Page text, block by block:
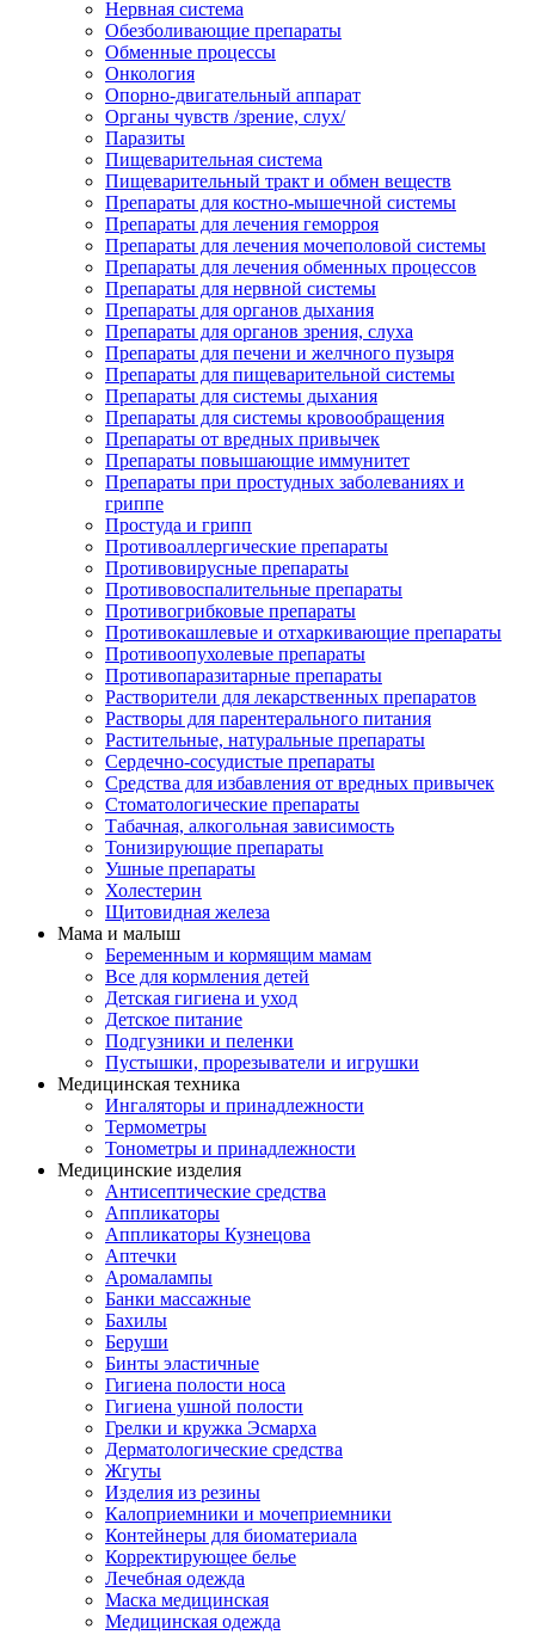
Нервная система
Обезболивающие препараты
Обменные процессы
Онкология
Опорно-двигательный аппарат
Органы чувств /зрение, слух/
Паразиты
Пищеварительная система
Пищеварительный тракт и обмен веществ
Препараты для костно-мышечной системы
Препараты для лечения геморроя
Препараты для лечения мочеполовой системы
Препараты для лечения обменных процессов
Препараты для нервной системы
Препараты для органов дыхания
Препараты для органов зрения, слуха
Препараты для печени и желчного пузыря
Препараты для пищеварительной системы
Препараты для системы дыхания
Препараты для системы кровообращения
Препараты от вредных привычек
Препараты повышающие иммунитет
Препараты при простудных заболеваниях и
гриппе
Простуда и грипп
Противоаллергические препараты
Противовирусные препараты
Противовоспалительные препараты
Противогрибковые препараты
Противокашлевые и отхаркивающие препараты
Противоопухолевые препараты
Противопаразитарные препараты
Растворители для лекарственных препаратов
Растворы для парентерального питания
Растительные, натуральные препараты
Сердечно-сосудистые препараты
Средства для избавления от вредных привычек
Стоматологические препараты
Табачная, алкогольная зависимость
Тонизирующие препараты
Ушные препараты
Холестерин
Щитовидная железа
Мама и малыш
Беременным и кормящим мамам
Все для кормления детей
Детская гигиена и уход
Детское питание
Подгузники и пеленки
Пустышки, прорезыватели и игрушки
Медицинская техника
Ингаляторы и принадлежности
Термометры
Тонометры и принадлежности
Медицинские изделия
Антисептические средства
Аппликаторы
Аппликаторы Кузнецова
Аптечки
Аромалампы
Банки массажные
Бахилы
Беруши
Бинты эластичные
Гигиена полости носа
Гигиена ушной полости
Грелки и кружка Эсмарха
Дерматологические средства
Жгуты
Изделия из резины
Калоприемники и мочеприемники
Контейнеры для биоматериала
Корректирующее белье
Лечебная одежда
Маска медицинская
Медицинская одежда